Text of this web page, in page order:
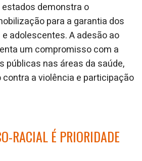
demonstra o
para a garantia dos
adolescentes. A adesão ao
um compromisso com a
públicas nas áreas da saúde,
a violência e participação
RACIAL É PRIORIDADE